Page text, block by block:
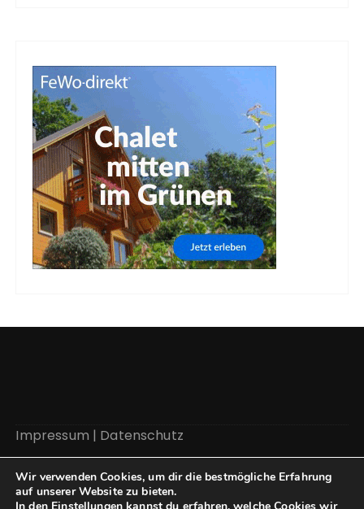
Impressum | Datenschutz
Wir verwenden Cookies, um dir die bestmögliche Erfahrung
auf unserer Website zu bieten.